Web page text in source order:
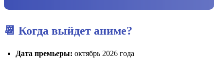
📆 Когда выйдет аниме?
Дата премьеры: октябрь 2026 года